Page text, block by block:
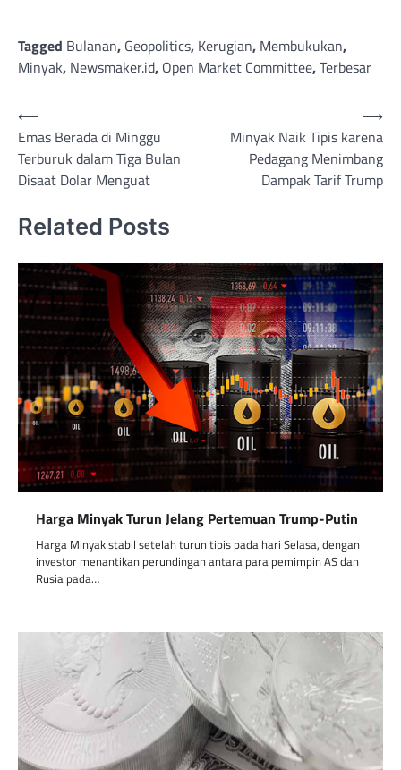
Tagged Bulanan, Geopolitics, Kerugian, Membukukan,
Minyak, Newsmaker.id, Open Market Committee,Terbesar
Post
navigation
⟵
Emas Berada di Minggu
Terburuk dalam Tiga Bulan
Disaat Dolar Menguat
Minyak Naik Tipis karena
Pedagang Menimbang
Dampak Tarif Trump
⟶
Related Posts
Harga Minyak Turun Jelang Pertemuan Trump-Putin
Harga Minyak stabil setelah turun tipis pada hari Selasa, dengan
investor menantikan perundingan antara para pemimpin AS dan
Rusia pada…